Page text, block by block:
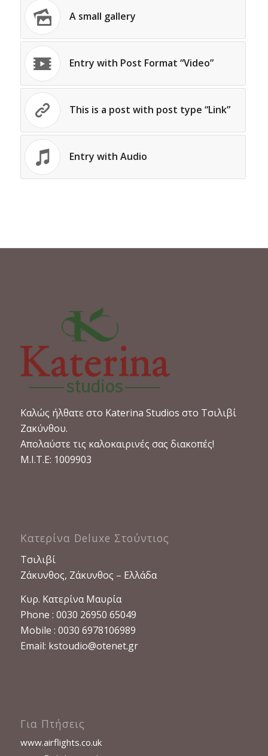
A small gallery
Entry with Post Format “Video”
This is a post with post type “Link”
Entry with Audio
Καλώς ήλθατε στο Katerina Studios στο Τσιλιβί
Ζακύνθου.
Απολαύστε τις καλοκαιρινές σας διακοπές!
M.I.T.E: 1009903
Κατερίνα Deluxe Στούντιος
Τσιλιβί
Ζάκυνθος, Ζάκυνθος – Ελλάδα
Κυρ. Κατερίνα Μαυρία
Phone : 0030 26950 65049
Mobile : 0030 6978106989
Email: kstoudio@otenet.gr
Για Πτήσεις
www.airflights.co.uk